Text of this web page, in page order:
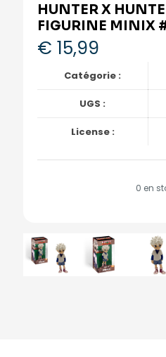
HUNTER X
FIGURINE MINIX
€ 15,99
Catégorie :
UGS :
License :
0 en